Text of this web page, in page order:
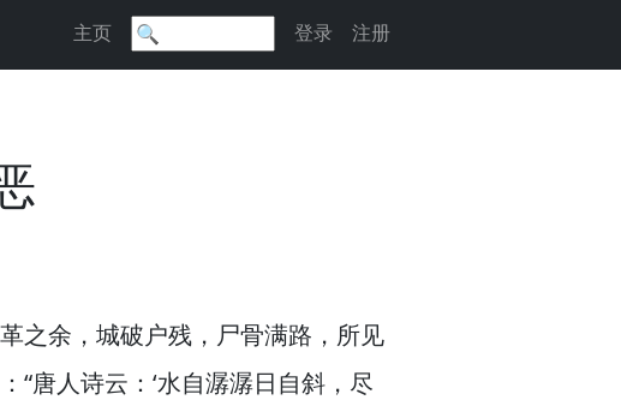
主页 登录 注册
之余， 城破户残， 尸骨满路， 所见
“唐人诗云：‘水自潺潺日自斜， 尽